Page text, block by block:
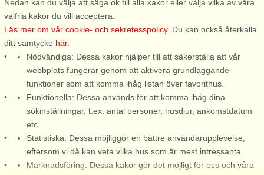
175 m till sjö/hav:.
Detta fina hus ligger på landet
som flygelbyggnad till ägarens
hus. Huset är byggt 2010 och
mycket fräscht med öppen
planlösning med pentry,
vardagsrum/sovrum och ett
stort badrum. Utanför en mysig
liten ...
från 3.538 SEK
15 m till sjö/hav:.
Här bor ni med ett vackert läge
bara 20 km utanför Kisa.
Stugan har ett nytt kök som
ligger i öppen planlösning med
allrummet. Från både köket
och matplatsen har ni fin
från 15.961 SEK
Nedan kan du välja att säga ok till alla kakor eller välja vilka av våra
valfria kakor du vill acceptera.
Läs mer om vår cookie- och sekretesspolicy. Du kan också återkalla
ditt samtycke här.
Nödvändiga: Dessa kakor hjälper till att säkerställa att vår
webbplats fungerar genom att aktivera grundläggande
funktioner som att komma ihåg listan över favorithus.
Funktionella: Dessa används för att komma ihåg dina
sökinställningar, t.ex. antal personer, husdjur, ankomstdatum
etc.
Statistiska: Dessa möjliggör en bättre användarupplevelse,
eftersom vi då kan veta vilka hus som är mest intressanta.
Marknadsföring: Dessa kakor gör det möjligt för oss och våra